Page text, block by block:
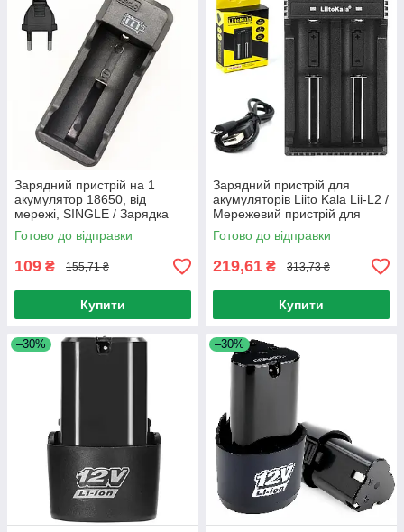
Зарядний пристрій на 1
акумулятор 18650, від
мережі, SINGLE / Зарядка
для акумуляторних батарей
Готово до відправки
109 ₴ 155,71 ₴
Купити
Зарядний пристрій для
акумуляторів Liito Kala Lii-L2 /
Мережевий пристрій для
заряджання акумуляторів
Готово до відправки
219,61 ₴ 313,73 ₴
Купити
–30% –30%